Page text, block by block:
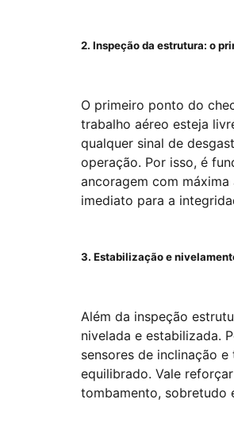
2. Inspeção da estrutura: o
O primeiro ponto do
trabalho aéreo esteja
qualquer sinal de
operação. Por isso, é
ancoragem com
imediato para a
3. Estabilização e
Além da inspeção
nivelada e estabilizada.
sensores de inclinação
equilibrado. Vale
tombamento, sobretudo